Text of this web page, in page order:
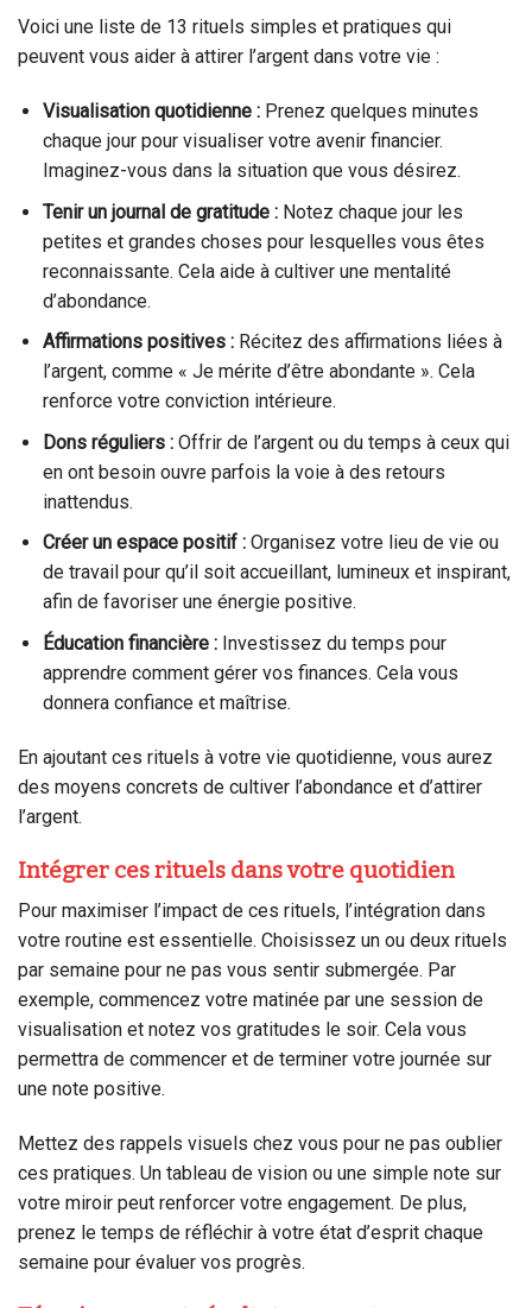
Voici une liste de 13 rituels simples et pratiques qui
peuvent vous aider à attirer l’argent dans votre vie :
Visualisation quotidienne :Prenez quelques minutes
chaque jour pour visualiser votre avenir financier.
Imaginez-vous dans la situation que vous désirez.
Tenir un journal de gratitude :Notez chaque jour les
petites et grandes choses pour lesquelles vous êtes
reconnaissante. Cela aide à cultiver une mentalité
d’abondance.
Affirmations positives :Récitez des affirmations liées à
l’argent, comme « Je mérite d’être abondante ». Cela
renforce votre conviction intérieure.
Dons réguliers :Offrir de l’argent ou du temps à ceux qui
en ont besoin ouvre parfois la voie à des retours
inattendus.
Créer un espace positif :Organisez votre lieu de vie ou
de travail pour qu’il soit accueillant, lumineux et inspirant,
afin de favoriser une énergie positive.
Éducation financière :Investissez du temps pour
apprendre comment gérer vos finances. Cela vous
donnera confiance et maîtrise.
En ajoutant ces rituels à votre vie quotidienne, vous aurez
des moyens concrets de cultiver l’abondance et d’attirer
l’argent.
Intégrer ces rituels dans votre quotidien
Pour maximiser l’impact de ces rituels, l’intégration dans
votre routine est essentielle. Choisissez un ou deux rituels
par semaine pour ne pas vous sentir submergée. Par
exemple, commencez votre matinée par une session de
visualisation et notez vos gratitudes le soir. Cela vous
permettra de commencer et de terminer votre journée sur
une note positive.
Mettez des rappels visuels chez vous pour ne pas oublier
ces pratiques. Un tableau de vision ou une simple note sur
votre miroir peut renforcer votre engagement. De plus,
prenez le temps de réfléchir à votre état d’esprit chaque
semaine pour évaluer vos progrès.